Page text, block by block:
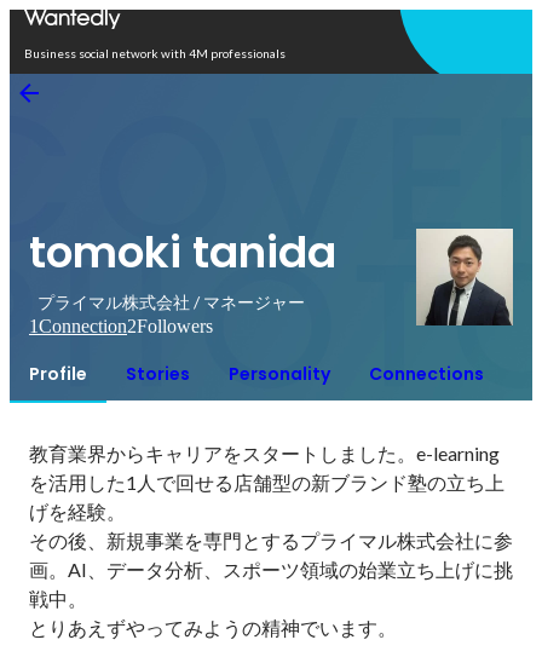
Business social network with 4M professionals
tomoki tanida
プライマル株式会社 / マネージャー
1Connection2Followers
Profile Stories Personality Connections
教育業界からキャリアをスタートしました。e-learning
を活用した1人で回せる店舗型の新ブランド塾の立ち上
げを経験。
その後、新規事業を専門とするプライマル株式会社に参
画。AI、データ分析、スポーツ領域の始業立ち上げに挑
戦中。
とりあえずやってみようの精神でいます。